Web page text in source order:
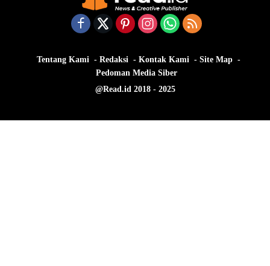
Tentang Kami Redaksi Kontak Kami
Site Map
Pedoman Media Siber
@Read.id 2018 - 2025